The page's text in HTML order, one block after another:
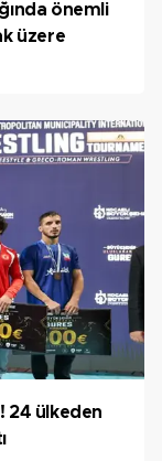
önemli
üzere
24 ülkeden